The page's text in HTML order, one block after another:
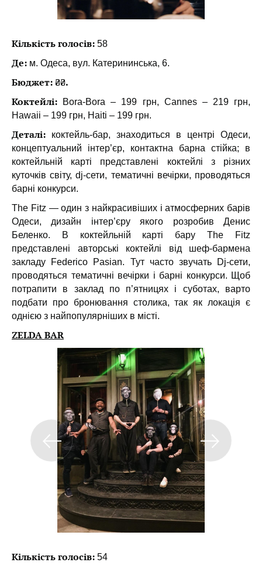
Кількість голосів: 58
Де: м. Одеса, вул. Катерининська, 6.
Бюджет: ₴₴.
Коктейлі: Bora-Bora – 199 грн, Cannes – 219 грн,
Hawaii – 199 грн, Haiti – 199 грн.
Деталі: коктейль-бар, знаходиться в центрі Одеси,
концептуальний інтер’єр, контактна барна стійка; в
коктейльній карті представлені коктейлі з різних
куточків світу, dj-сети, тематичні вечірки, проводяться
барні конкурси.
The Fitz — один з найкрасивіших і атмосферних барів
Одеси, дизайн інтер’єру якого розробив Денис
Беленко. В коктейльній карті бару The Fitz
представлені авторські коктейлі від шеф-бармена
закладу Federico Pasian. Тут часто звучать Dj-сети,
проводяться тематичні вечірки і барні конкурси. Щоб
потрапити в заклад по п’ятницях і суботах, варто
подбати про бронювання столика, так як локація є
однією з найпопулярніших в місті.
ZELDA BAR
Кількість голосів: 54